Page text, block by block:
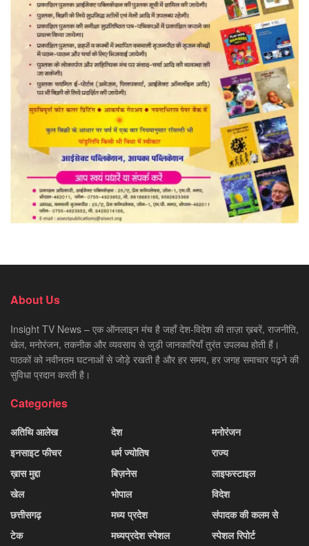
About Us
Insight TV News – एक ऑनलाइन मंच है जहाँ देश-विदेश की ताज़ा ख़बरें, राजनीति,
खेल, मनोरंजन, तकनीक और व्यवसाय से जुड़ी जानकारियाँ तुरंत उपलब्ध होती हैं।
पाठकों को नवीनतम घटनाओं से जोड़े रखती है और हर समय, हर जगह समाचार पढ़ने की
सुविधा प्रदान करती है।
Categories
अतिथि आलेख
इनसाइट फीचर
ख़ास मुद्दा
खेल
छत्तीसगढ़
टेक
देश
धर्म ज्योतिष
बिज़नेस
भोपाल
मध्य प्रदेश
मध्यप्रदेश स्पेशल
मनोरंजन
राज्य
लाइफस्टाइल
विदेश
संपादक की कलम से
स्पेशल रिपोर्ट